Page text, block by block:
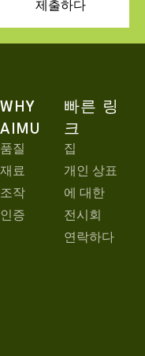
제출하다
WHY
AIMU
품질
재료
조작
인증
빠른 링
크
집
개인 상표
에 대한
전시회
연락하다